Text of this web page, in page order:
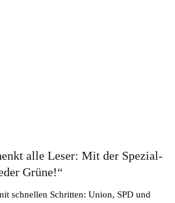
alle Leser: Mit der Spezial-
Grüne!“
schnellen Schritten: Union, SPD und